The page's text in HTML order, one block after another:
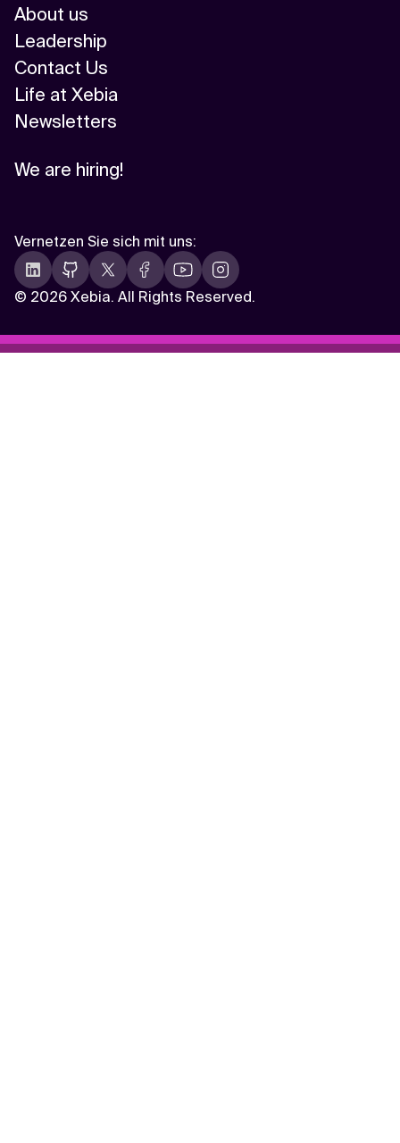
About us
Leadership
Contact Us
Life at Xebia
Newsletters
We are hiring!
© 2026 Xebia. All Rights Reserved.
Vernetzen Sie sich mit uns: